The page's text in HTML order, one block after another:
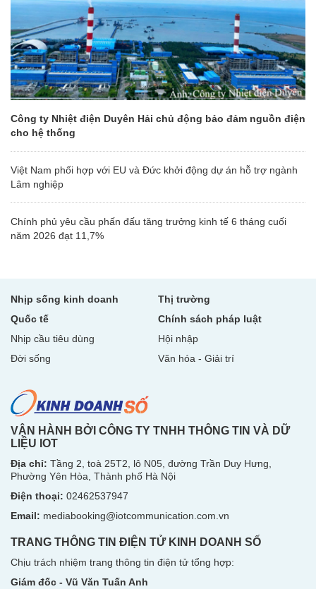
Công ty Nhiệt điện Duyên Hải chủ động bảo đảm nguồn điện
cho hệ thống
Việt Nam phối hợp với EU và Đức khởi động dự án hỗ trợ ngành
Lâm nghiệp
Chính phủ yêu cầu phấn đấu tăng trưởng kinh tế 6 tháng cuối
năm 2026 đạt 11,7%
Nhịp sống kinh doanh
Thị trường
Quốc tế
Chính sách pháp luật
Nhịp cầu tiêu dùng
Hội nhập
Đời sống
Văn hóa - Giải trí
VẬN HÀNH BỞI CÔNG TY TNHH THÔNG TIN VÀ DỮ
LIỆU IOT
Địa chỉ: Tầng 2, toà 25T2, lô N05, đường Trần Duy Hưng,
Phường Yên Hòa, Thành phố Hà Nội
Điện thoại: 02462537947
Email: mediabooking@iotcommunication.com.vn
TRANG THÔNG TIN ĐIỆN TỬ KINH DOANH SỐ
Chịu trách nhiệm trang thông tin điện tử tổng hợp:
Giám đốc - Vũ Văn Tuấn Anh